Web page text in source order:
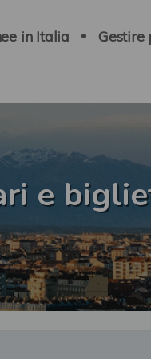
in Italia Gestire
e